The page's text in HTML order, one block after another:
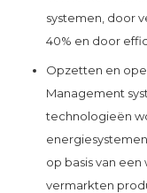
systemen, door
40% en door
Opzetten en
Management
technologieën
op basis van een
vermarkten